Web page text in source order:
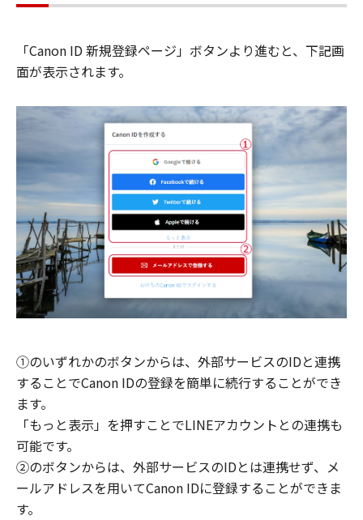
「Canon ID 新規登録ページ」ボタンより進むと、下記画
面が表示されます。
①のいずれかのボタンからは、外部サービスのIDと連携
することでCanon IDの登録を簡単に続行することができ
ます。
「もっと表示」を押すことでLINEアカウントとの連携も
可能です。
②のボタンからは、外部サービスのIDとは連携せず、メ
ールアドレスを用いてCanon IDに登録することができま
す。